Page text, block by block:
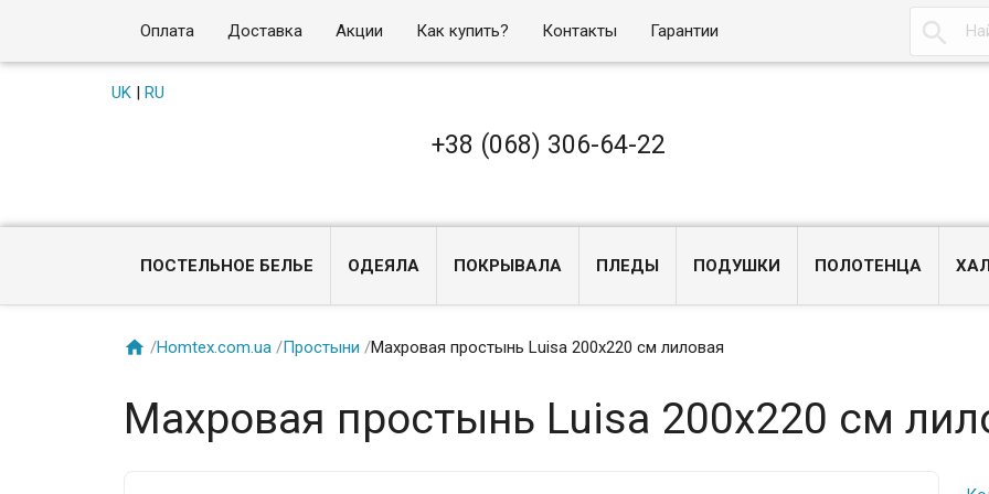
Оплата Доставка Акции Как купить? Контакты Гарантии 
UK| RU
+38 (068) 306-64-22
ПОСТЕЛЬНОЕ БЕЛЬЕ ОДЕЯЛА ПОКРЫВАЛА ПЛЕДЫ ПОДУШКИ ПОЛОТЕНЦА
 /Homtex.com.ua /Простыни /Махровая простынь Luisa 200x220 см лиловая
Махровая простынь Luisa 200x220 см